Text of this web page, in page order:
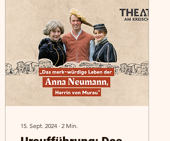
15. Sept. 2024 ∙ 2 Min.